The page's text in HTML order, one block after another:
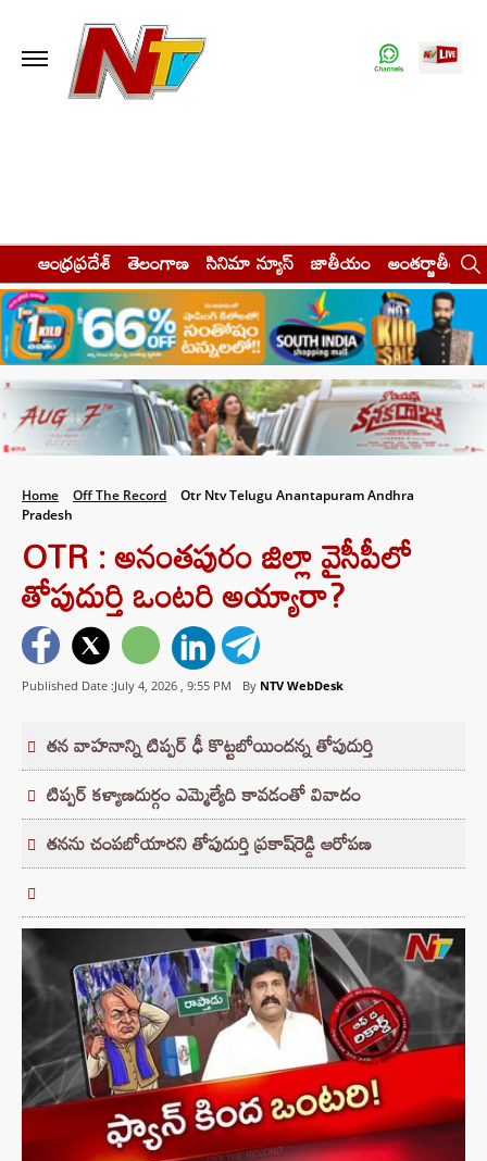
ఆంధ్రప్రదేశ్ తెలంగాణ సినిమా న్యూస్ జాతీయం అంతర్జాతీయం
Home Off The Record
Otr Ntv Telugu Anantapuram Andhra
Pradesh
OTR : అనంతపురం జిల్లా వైసీపీలో
తోపుదుర్తి ఒంటరి అయ్యారా?
Published Date :July 4, 2026 , 9:55 PM By NTV WebDesk
తన వాహనాన్ని టిప్పర్‌ ఢీ కొట్టబోయిందన్న తోపుదుర్తి
టిప్పర్‌ కళ్యాణదుర్గం ఎమ్మెల్యేది కావడంతో వివాదం
తనను చంపబోయారని తోపుదుర్తి ప్రకాష్‌రెడ్డి ఆరోపణ